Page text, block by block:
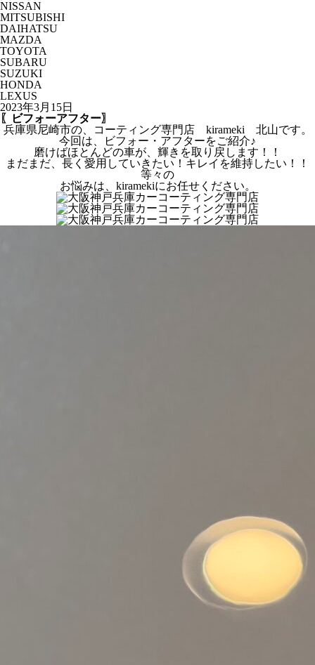
NISSAN
MITSUBISHI
DAIHATSU
MAZDA
TOYOTA
SUBARU
SUZUKI
HONDA
LEXUS
2023年3月15日
〖ビフォーアフター〗
兵庫県尼崎市の、コーティング専門店 kirameki 北山です。
今回は、ビフォー・アフターをご紹介♪
磨けばほとんどの車が、輝きを取り戻します！！
まだまだ、長く愛用していきたい！キレイを維持したい！！
等々の
お悩みは、kiramekiにお任せください。